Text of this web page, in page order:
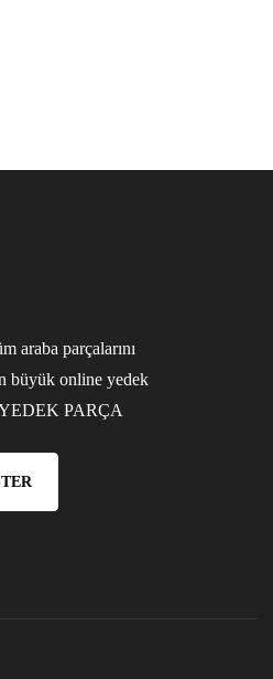
araba parçalarını
büyük online yedek
YEDEK PARÇA